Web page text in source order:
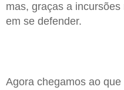
mas, graças a
em se defender.
Agora chegamos ao